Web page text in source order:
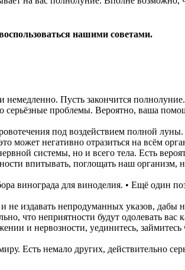
нашими советами.
Пусть закончится полнолуние.
проблемы. Вероятно, ваша
под воздействием полной луны.
может негативно отразиться на всём
системы, но и всего тела. Есть
впитывать, поглощать наш организм,
винограда для виноделия. • Ещё один
издавать непродуманных указов, дабы
что неприятности будут одолевать вас
и нервозности, уединитесь,
Есть немало других, действительно